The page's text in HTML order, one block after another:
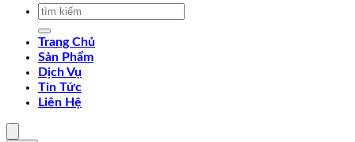
Trang Chủ
Sản Phẩm
Dịch Vụ
Tin Tức
Liên Hệ